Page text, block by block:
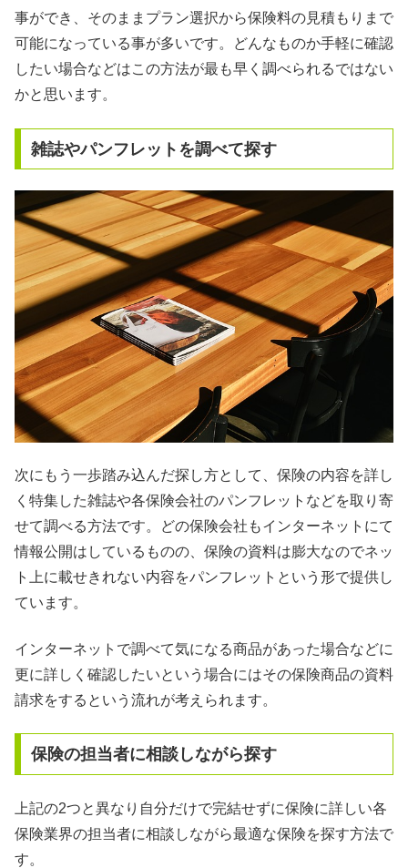
事ができ、そのままプラン選択から保険料の見積もりまで
可能になっている事が多いです。どんなものか手軽に確認
したい場合などはこの方法が最も早く調べられるではない
かと思います。
雑誌やパンフレットを調べて探す
次にもう一歩踏み込んだ探し方として、保険の内容を詳し
く特集した雑誌や各保険会社のパンフレットなどを取り寄
せて調べる方法です。どの保険会社もインターネットにて
情報公開はしているものの、保険の資料は膨大なのでネッ
ト上に載せきれない内容をパンフレットという形で提供し
ています。
インターネットで調べて気になる商品があった場合などに
更に詳しく確認したいという場合にはその保険商品の資料
請求をするという流れが考えられます。
保険の担当者に相談しながら探す
上記の2つと異なり自分だけで完結せずに保険に詳しい各
保険業界の担当者に相談しながら最適な保険を探す方法で
す。